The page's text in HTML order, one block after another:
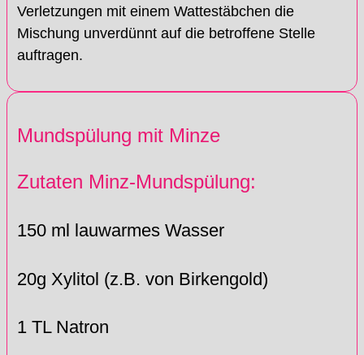
Verletzungen mit einem Wattestäbchen die
Mischung unverdünnt auf die betroffene Stelle
auftragen.
Mundspülung mit Minze
Zutaten Minz-Mundspülung:
150 ml lauwarmes Wasser
20g Xylitol (z.B. von Birkengold)
1 TL Natron